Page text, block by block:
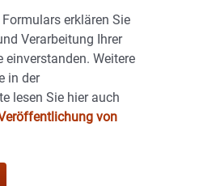
erklären Sie
Verarbeitung Ihrer
einverstanden. Weitere
in der
lesen Sie hier auch
von